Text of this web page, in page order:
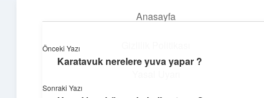
Anasayfa
Günlük Notlar
Günlük yaşama tat katan küçük bilgiler.
Önceki Yazı
Karatavuk nerelere yuva yapar ?
Sonraki Yazı